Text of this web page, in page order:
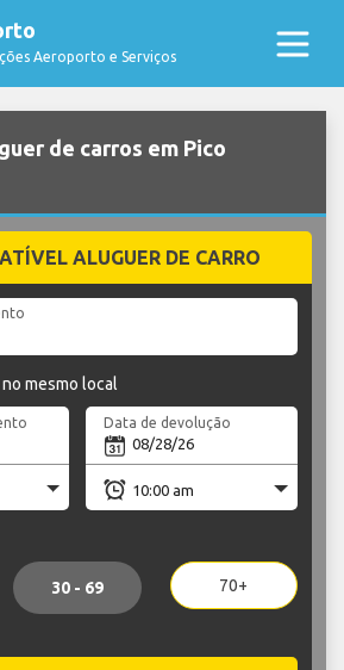
Aeroporto e Serviços
de carros em Pico
ALUGUER DE CARRO
mesmo local
Data de devolução
30 - 69 70+